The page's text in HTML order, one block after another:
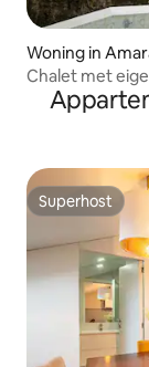
Woning in
Chalet met
rivier
Superhost
Superhost